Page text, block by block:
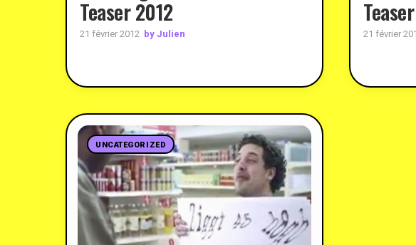
Teaser 2012
21 février 2012 by Julien 21 février
UNCATEGORIZED